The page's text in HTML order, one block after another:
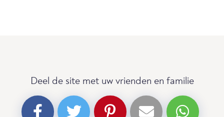
Deel de site met uw vrienden en familie